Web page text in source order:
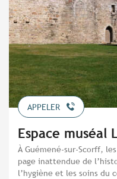
APPELER
Espace muséal
À Guémené-sur-Scorff,
page inattendue de
l’hygiène et les soins du